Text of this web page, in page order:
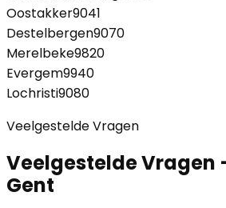
Oostakker9041
Destelbergen9070
Merelbeke9820
Evergem9940
Lochristi9080
Veelgestelde Vragen
Veelgestelde Vragen
Gent